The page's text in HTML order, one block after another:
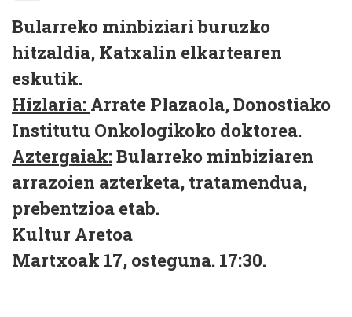
Bularreko minbiziari buruzko
hitzaldia, Katxalin elkartearen
eskutik.
Hizlaria: Arrate Plazaola, Donostiako
Institutu Onkologikoko doktorea.
Aztergaiak:Bularreko minbiziaren
arrazoien azterketa, tratamendua,
prebentzioa etab.
Kultur Aretoa
Martxoak 17, osteguna. 17:30.